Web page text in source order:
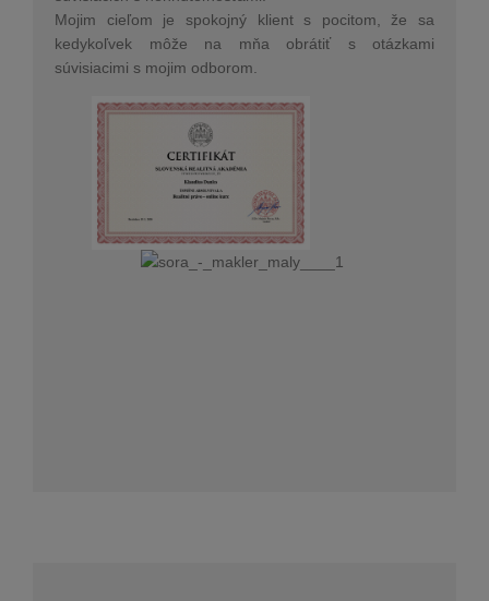
Mojim cieľom je spokojný klient s pocitom, že sa
kedykoľvek môže na mňa obrátiť s otázkami
súvisiacimi s mojim odborom.